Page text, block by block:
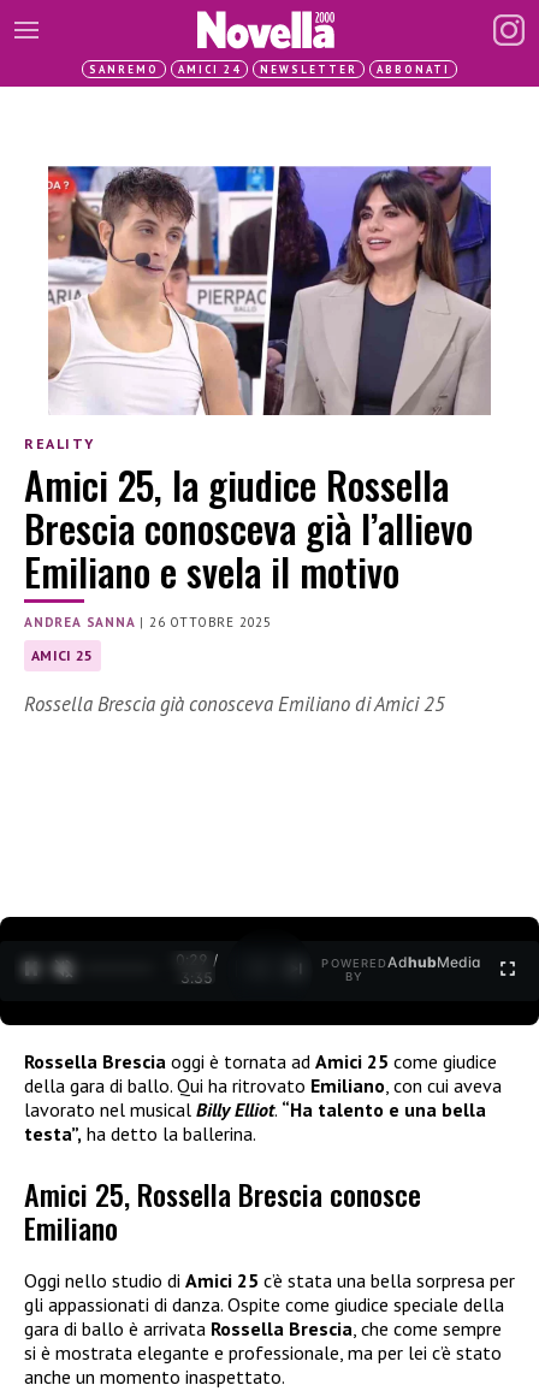
SANREMO AMICI 24 NEWSLETTER ABBONATI
REALITY
Amici 25, la giudice Rossella
Brescia conosceva già l’allievo
Emiliano e svela il motivo
ANDREA SANNA |26 OTTOBRE 2025
AMICI 25
Rossella Brescia già conosceva Emiliano di Amici 25
0:30 /
3:35
POWERED
BY
AdhubMedia
Rossella Brescia oggi è tornata ad Amici 25 come giudice
della gara di ballo. Qui ha ritrovato Emiliano , con cui aveva
lavorato nel musical Billy Elliot. “Ha talento e una bella
testa”, ha detto la ballerina.
Amici 25, Rossella Brescia conosce
Emiliano
Oggi nello studio di Amici 25 c’è stata una bella sorpresa per
gli appassionati di danza. Ospite come giudice speciale della
gara di ballo è arrivata Rossella Brescia, che come sempre
si è mostrata elegante e professionale, ma per lei c’è stato
anche un momento inaspettato.